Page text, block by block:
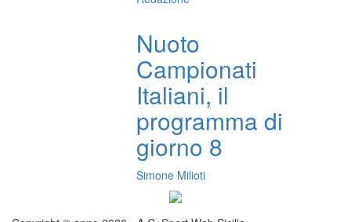
Nuoto
Campionati
Italiani, il
programma di
giorno 8
Simone Milioti